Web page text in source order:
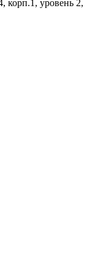
корп.1, уровень 2,